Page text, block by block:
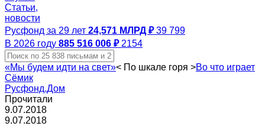
Статьи,
новости
Русфонд за 29 лет 24,571 МЛРД ₽ 39 799
В 2026 году 885 516 006 ₽ 2154
«Мы будем идти на свет»< По шкале горя >Во что играет
Сёмик
Русфонд.Дом
Прочитали
9.07.2018
9.07.2018